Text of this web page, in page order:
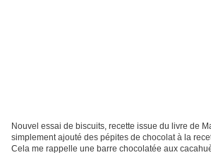
Nouvel essai de biscuits, recette issue du livre de
simplement ajouté des pépites de chocolat à la
Cela me rappelle une barre chocolatée aux